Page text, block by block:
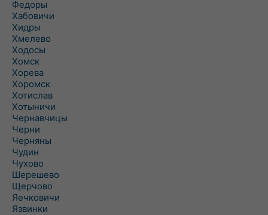
Федоры
Хабовичи
Хидры
Хмелево
Ходосы
Хомск
Хорева
Хоромск
Хотислав
Хотыничи
Чернавчицы
Черни
Черняны
Чудин
Чухово
Шерешево
Щерчово
Яечковичи
Язвинки